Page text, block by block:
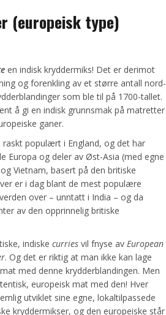
(europeisk type)
en indisk kryddermiks! Det er derimot
og forenkling av et større antall nord-
som ble til på 1700-tallet.
å gi en indisk grunnsmak på matretter
ganer.
populært i England, og det har
Europa og deler av Øst-Asia (med egne
Vietnam, basert på den britiske
er i dag blant de mest populære
over – unntatt i India – og da
av den opprinnelig britiske
indiske curriesvil fnyse av European
. Og det er riktig at man ikke kan lage
med denne krydderblandingen. Men
europeisk mat med den! Hver
utviklet sine egne, lokaltilpassede
kryddermikser, og den europeiske står